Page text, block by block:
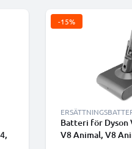
-15%
Batteri för Dyson
V8 Animal, V8